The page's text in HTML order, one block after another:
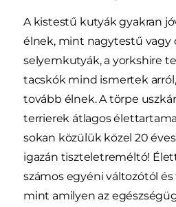
A kistestű kutyák gyakran
élnek, mint nagytestű vagy
selyemkutyák, a yorkshire
tacskók mind ismertek
tovább élnek. A törpe
terrierek átlagos élettartama
sokan közülük közel 20
igazán tiszteletreméltó!
számos egyéni változótól
mint amilyen az